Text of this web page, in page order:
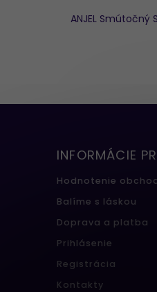
ANJEL Smútočný
INFORMÁCIE
Hodnotenie
Balíme s láskou
Doprava a platba
Prihlásenie
Registrácia
Kontakty